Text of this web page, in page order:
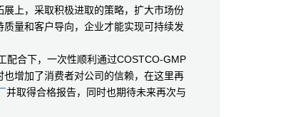
上，采取积极进取的策略，扩大市场份
量和客户导向，企业才能实现可持续发
合下，一次性顺利通过COSTCO-GMP
增加了消费者对公司的信赖，在这里再
并取得合格报告，同时也期待未来再次与